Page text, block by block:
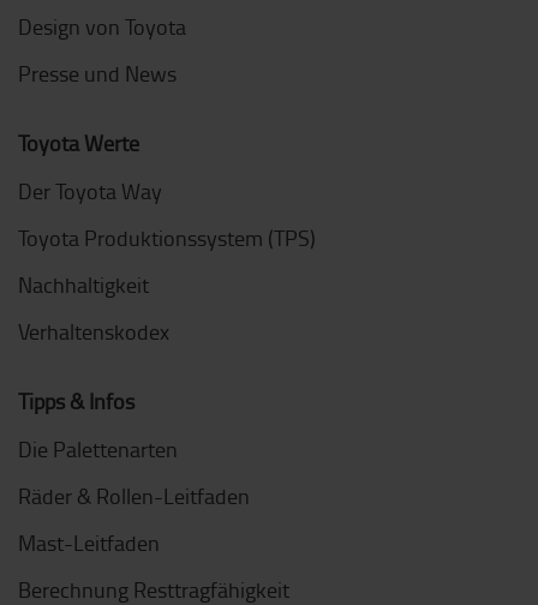
Design von Toyota
Presse und News
Toyota Werte
Der Toyota Way
Toyota Produktionssystem (TPS)
Nachhaltigkeit
Verhaltenskodex
Tipps & Infos
Die Palettenarten
Räder & Rollen-Leitfaden
Mast-Leitfaden
Berechnung Resttragfähigkeit